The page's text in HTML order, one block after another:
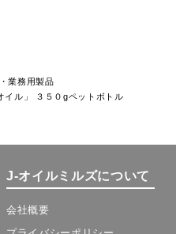
業務用製品
イル」 ３５０gペットボトル
J-オイルミルズについて
会社概要